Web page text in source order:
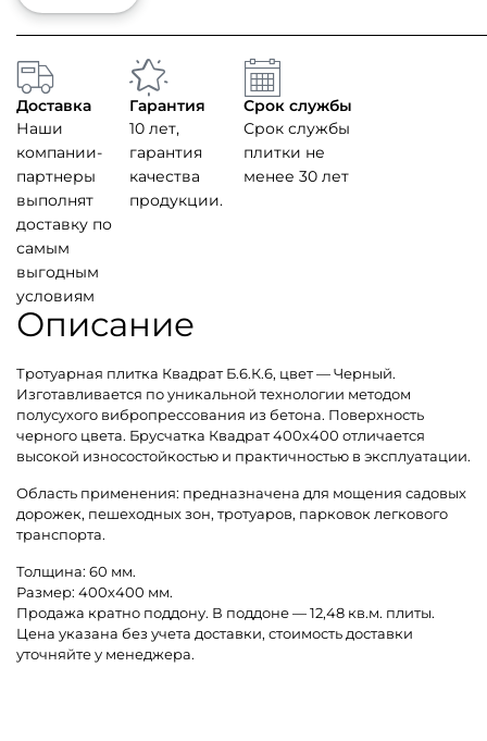
Доставка
Наши
компании-
партнеры
выполнят
доставку по
самым
выгодным
условиям
Гарантия
10 лет,
гарантия
качества
продукции.
Срок службы
Срок службы
плитки не
менее 30 лет
Описание
Тротуарная плитка Квадрат Б.6.К.6, цвет — Черный.
Изготавливается по уникальной технологии методом
полусухого вибропрессования из бетона. Поверхность
черного цвета. Брусчатка Квадрат 400х400 отличается
высокой износостойкостью и практичностью в эксплуатации.
Область применения: предназначена для мощения садовых
дорожек, пешеходных зон, тротуаров, парковок легкового
транспорта.
Толщина: 60 мм.
Размер: 400х400 мм.
Продажа кратно поддону. В поддоне — 12,48 кв.м. плиты.
Цена указана без учета доставки, стоимость доставки
уточняйте у менеджера.